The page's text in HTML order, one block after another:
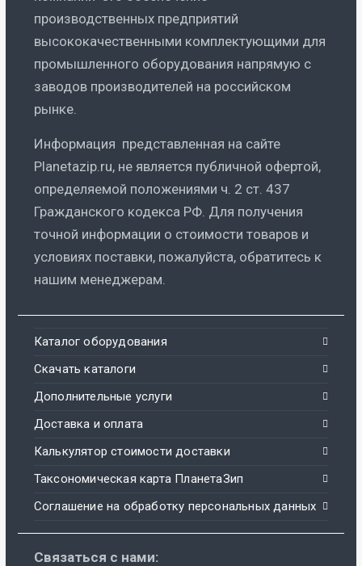
производственных предприятий
высококачественными комплектующими для
промышленного оборудования напрямую с
заводов производителей на российском
рынке.
Информация представленная на сайте
Planetazip.ru, не является публичной офертой,
определяемой положениями ч. 2 ст. 437
Гражданского кодекса РФ. Для получения
точной информации о стоимости товаров и
условиях поставки, пожалуйста, обратитесь к
нашим менеджерам.
Каталог оборудования
Скачать каталоги
Дополнительные услуги
Доставка и оплата
Калькулятор стоимости доставки
Таксономическая карта ПланетаЗип
Соглашение на обработку персональных данных
Связаться с нами: